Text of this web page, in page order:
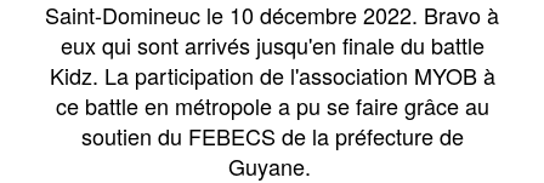
Saint-Domineuc le 10 décembre 2022. Bravo à
eux qui sont arrivés jusqu'en finale du battle
Kidz. La participation de l'association MYOB à
ce battle en métropole a pu se faire grâce au
soutien du FEBECS de la préfecture de
Guyane.